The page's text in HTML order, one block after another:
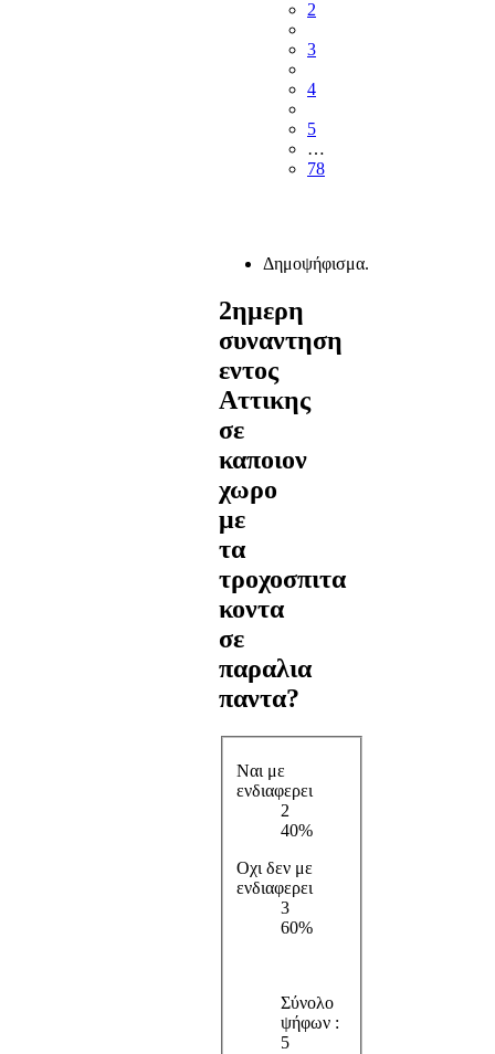
2
3
4
5
…
78
Δημοψήφισμα.
2ημερη
συναντηση
εντος
Αττικης
σε
καποιον
χωρο
με
τα
τροχοσπιτα
κοντα
σε
παραλια
παντα?
Ναι με
ενδιαφερει
2
40%
Οχι δεν με
ενδιαφερει
3
60%
Σύνολο
ψήφων :
5